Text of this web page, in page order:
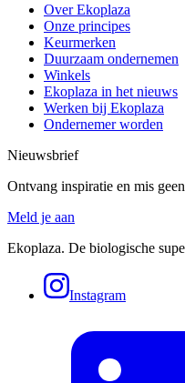
Over Ekoplaza
Onze principes
Keurmerken
Duurzaam ondernemen
Winkels
Ekoplaza in het nieuws
Werken bij Ekoplaza
Ondernemer worden
Nieuwsbrief
Ontvang inspiratie en mis
Meld je aan
Ekoplaza. De biologische
Instagram